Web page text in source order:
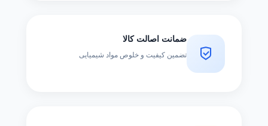
ضمانت اصالت کالا
تضمین کیفیت و خلوص مواد شیمیایی